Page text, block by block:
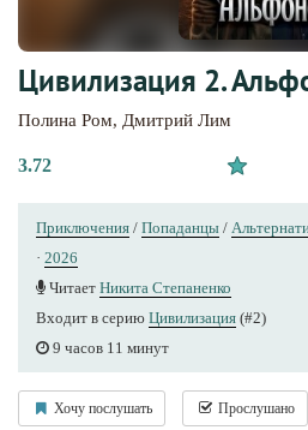
Цивилизация 2.
Полина Ром, Дмитрий Лим
3.72
Приключения / Попаданцы /
· 2026
Читает Никита Степаненко
Входит в серию Цивилизация (#2)
9 часов 11 минут
Хочу послушать Прослушано